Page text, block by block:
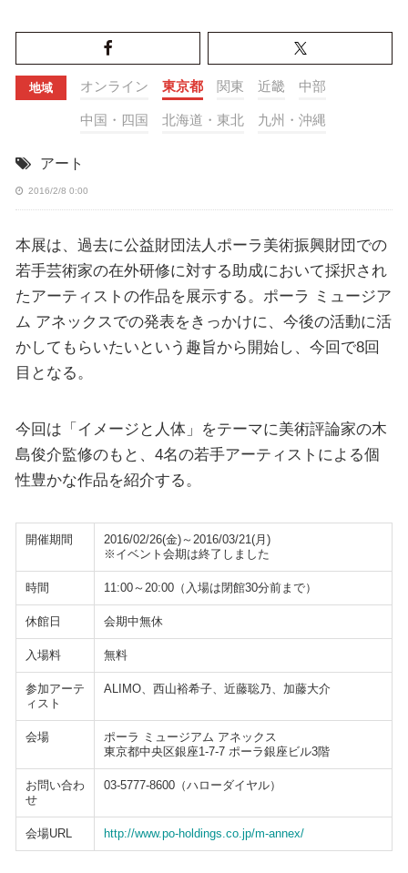
地域 オンライン 東京都 関東 近畿 中部
中国・四国 北海道・東北 九州・沖縄
アート
2016/2/8 0:00
本展は、過去に公益財団法人ポーラ美術振興財団での
若手芸術家の在外研修に対する助成において採択され
たアーティストの作品を展示する。ポーラ ミュージア
ム アネックスでの発表をきっかけに、今後の活動に活
かしてもらいたいという趣旨から開始し、今回で8回
目となる。
今回は「イメージと人体」をテーマに美術評論家の木
島俊介監修のもと、4名の若手アーティストによる個
性豊かな作品を紹介する。
開催期間
2016/02/26(金)～2016/03/21(月)
※イベント会期は終了しました
時間 11:00～20:00（入場は閉館30分前まで）
休館日 会期中無休
入場料 無料
参加アーテ
ィスト
ALIMO、西山裕希子、近藤聡乃、加藤大介
会場
ポーラ ミュージアム アネックス
東京都中央区銀座1-7-7 ポーラ銀座ビル3階
お問い合わ
せ
03-5777-8600（ハローダイヤル）
会場URL http://www.po-holdings.co.jp/m-annex/